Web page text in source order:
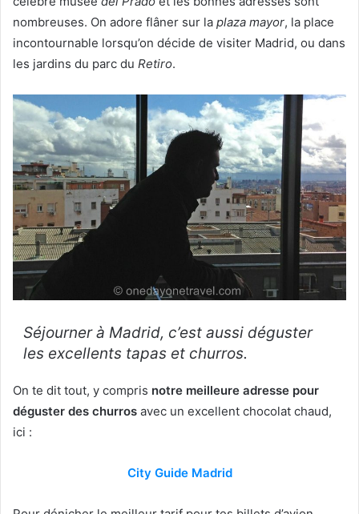
nombreuses. On adore flâner sur la plaza mayor, la place
incontournable lorsqu’on décide de visiter Madrid, ou dans
les jardins du parc du Retiro.
Séjourner à Madrid, c’est aussi déguster
les excellents tapas et churros.
On te dit tout, y compris notre meilleure adresse pour
déguster des churros avec un excellent chocolat chaud,
ici :
City Guide Madrid